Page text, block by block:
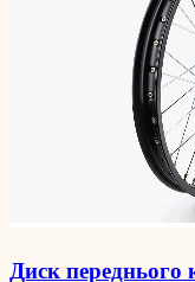
Диск переднього